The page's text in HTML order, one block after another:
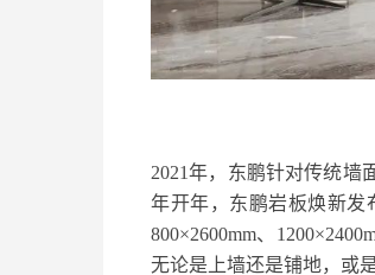
2021年，东鹏针对传统墙
年开年，东鹏岩板焕新
800×2600mm、
无论是上墙还是铺地，或